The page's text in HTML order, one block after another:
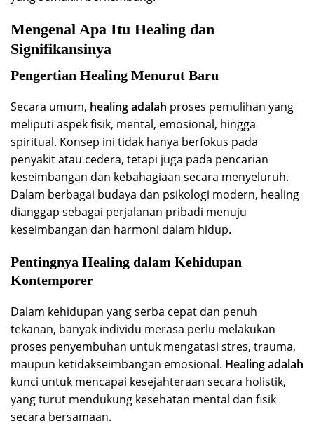
Mengenal Apa Itu Healing dan
Signifikansinya
Pengertian Healing Menurut Baru
Secara umum, healing adalah proses pemulihan yang
meliputi aspek fisik, mental, emosional, hingga
spiritual. Konsep ini tidak hanya berfokus pada
penyakit atau cedera, tetapi juga pada pencarian
keseimbangan dan kebahagiaan secara menyeluruh.
Dalam berbagai budaya dan psikologi modern, healing
dianggap sebagai perjalanan pribadi menuju
keseimbangan dan harmoni dalam hidup.
Pentingnya Healing dalam Kehidupan
Kontemporer
Dalam kehidupan yang serba cepat dan penuh
tekanan, banyak individu merasa perlu melakukan
proses penyembuhan untuk mengatasi stres, trauma,
maupun ketidakseimbangan emosional. Healing adalah
kunci untuk mencapai kesejahteraan secara holistik,
yang turut mendukung kesehatan mental dan fisik
secara bersamaan.